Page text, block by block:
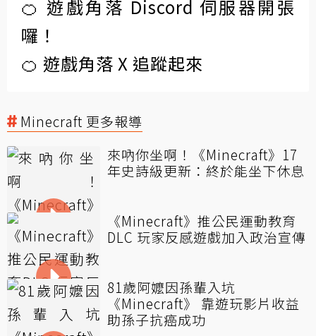
🍊 遊戲角落 Discord 伺服器開張
囉！
🍊 遊戲角落 X 追蹤起來
Minecraft 更多報導
來吶你坐啊！《Minecraft》17
年史詩級更新：終於能坐下休息
《Minecraft》推公民運動教育
DLC 玩家反感遊戲加入政治宣傳
81歲阿嬤因孫輩入坑
《Minecraft》 靠遊玩影片收益
助孫子抗癌成功